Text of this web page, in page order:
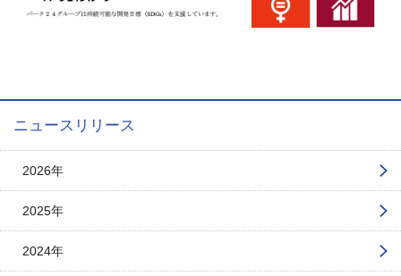
ニュースリリース
2026年
2025年
2024年